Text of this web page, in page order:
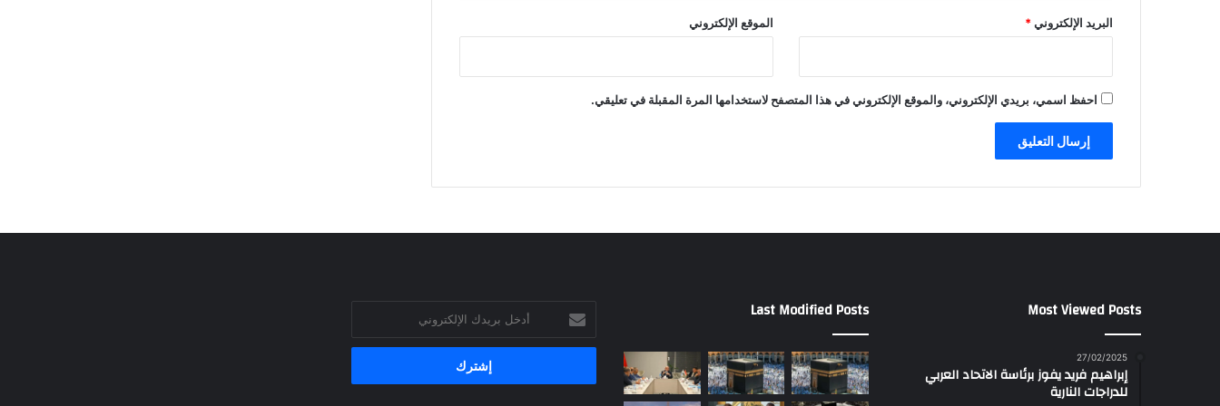
البريد الإلكتروني* الموقع الإلكتروني
احفظ اسمي، بريدي الإلكتروني، والموقع الإلكتروني في هذا المتصفح لاستخدامها المرة المقبلة في تعليقي.
Most Viewed Posts
27/02/2025
إبراهيم فريد يفوز برئاسة الاتحاد العربي
للدراجات النارية
Last Modified Posts
بريدك
الإلكتروني